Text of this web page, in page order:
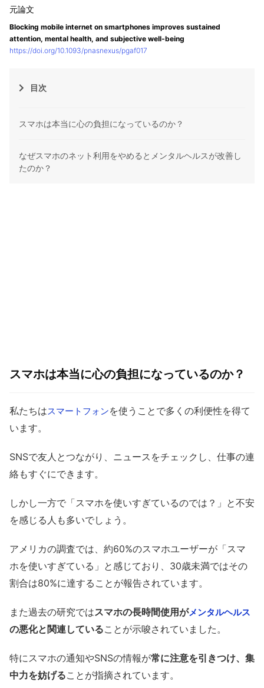
Blocking mobile internet on smartphones improves sustained
attention, mental health, and subjective well-being
https://doi.org/10.1093/pnasnexus/pgaf017
目次
スマホは本当に心の負担になっているのか？
なぜスマホのネット利用をやめるとメンタルヘルスが改善し
たのか？
スマホは本当に心の負担になっているのか？
私たちはスマートフォンを使うことで多くの利便性を得て
います。
SNSで友人とつながり、ニュースをチェックし、仕事の連
絡もすぐにできます。
しかし一方で「スマホを使いすぎているのでは？」と不安
を感じる人も多いでしょう。
アメリカの調査では、約60%のスマホユーザーが「スマ
ホを使いすぎている」と感じており、30歳未満ではその
割合は80%に達することが報告されています。
また過去の研究ではスマホの長時間使用がメンタルヘルス
の悪化と関連していることが示唆されていました。
特にスマホの通知やSNSの情報が常に注意を引きつけ、集
中力を妨げることが指摘されています。